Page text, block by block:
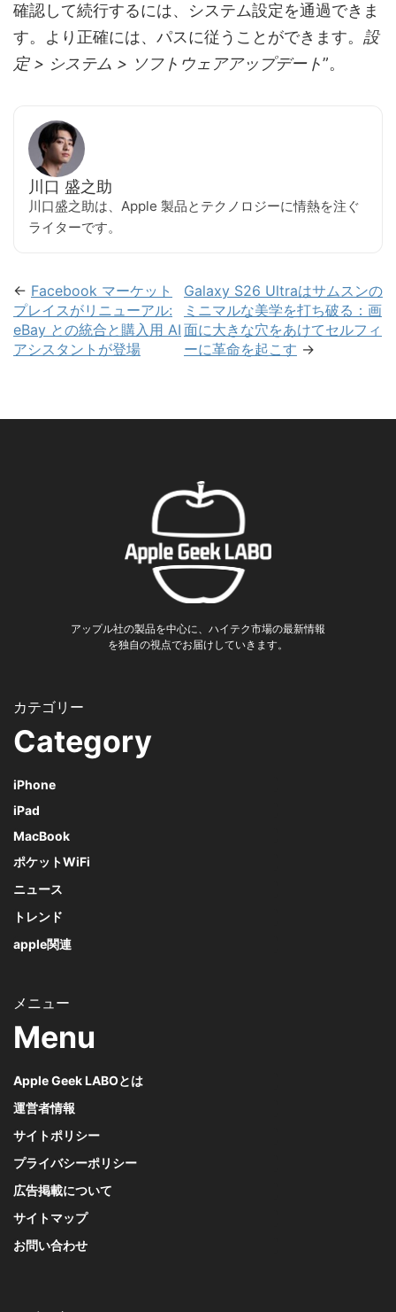
確認して続行するには、システム設定を通過できま
す。より正確には、パスに従うことができます。 設
定 > システム > ソフトウェアアップデート”。
川口 盛之助
川口盛之助は、Apple 製品とテクノロジーに情熱を注ぐ
ライターです。
← Facebook マーケット
プレイスがリニューアル:
eBay との統合と購入用 AI
アシスタントが登場
Galaxy S26 Ultraはサムスンの
ミニマルな美学を打ち破る：画
面に大きな穴をあけてセルフィ
ーに革命を起こす →
アップル社の製品を中心に、ハイテク市場の最新情報
を独自の視点でお届けしていきます。
Category
iPhone
iPad
MacBook
ポケットWiFi
ニュース
トレンド
apple関連
Menu
Apple Geek LABOとは
運営者情報
サイトポリシー
プライバシーポリシー
広告掲載について
サイトマップ
お問い合わせ